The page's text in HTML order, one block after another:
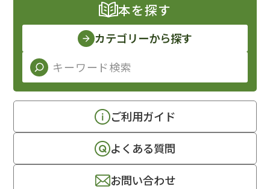
本を探す
カテゴリーから探す
ご利用ガイド
よくある質問
お問い合わせ